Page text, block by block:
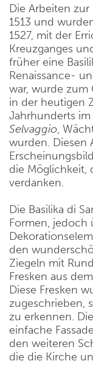
Die Arbeiten zur
1513 und
1527, mit der
Kreuzganges
früher eine
Renaissance-
war, wurde zum
in der heutigen
Jahrhunderts
Selvaggio,
wurden. Diesen
die Möglichkeit,
verdanken.
Die Basilika di
Formen, jedoch
den
Ziegeln mit
Fresken aus
Diese Fresken
zugeschrieben,
zu erkennen.
einfache
den weiteren
die die Kirche